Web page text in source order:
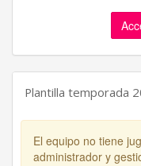
Plantilla temporada
El equipo no tiene
administrador y